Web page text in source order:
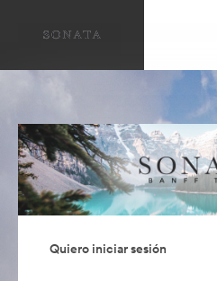
Quiero iniciar sesión